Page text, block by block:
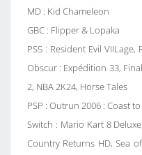
MD : Kid Chameleon
GBC : Flipper & Lopaka
PS5 : Resident Evil
Obscur : Expédition 33,
2, NBA 2K24, Horse Tales
PSP : Outrun 2006 : Coast
Switch : Mario Kart 8
Country Returns HD, Sea